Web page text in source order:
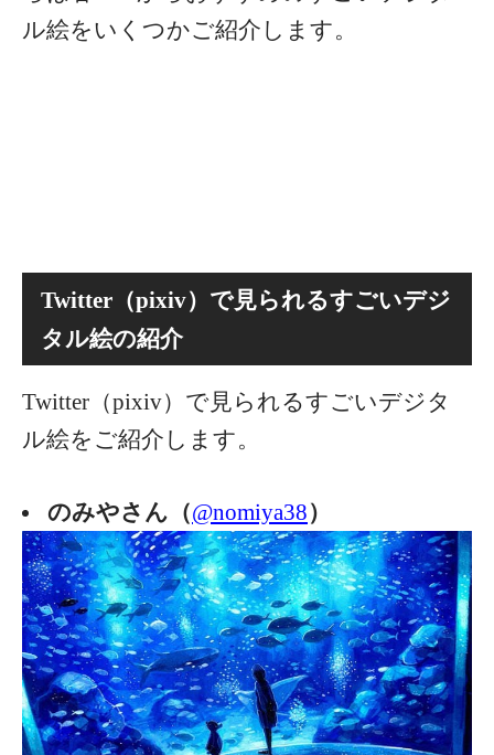
ル絵をいくつかご紹介します。
Twitter（pixiv）で見られるすごいデジ
タル絵の紹介
Twitter（pixiv）で見られるすごいデジタ
ル絵をご紹介します。
のみやさん（@nomiya38）